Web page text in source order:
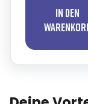
In den